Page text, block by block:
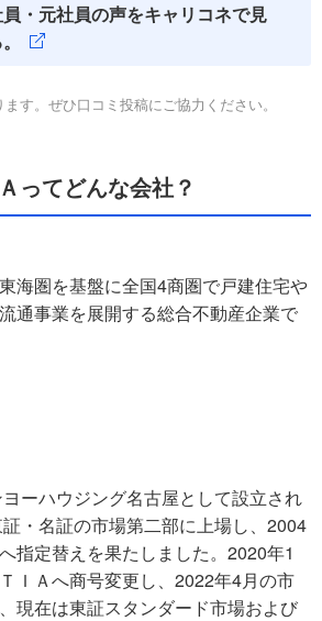
・元社員の声をキャリコネで見
す。ぜひ口コミ投稿にご協力ください。
ってどんな会社？
海圏を基盤に全国4商圏で戸建住宅や
通事業を展開する総合不動産企業で
ーハウジング名古屋として設立され
・名証の市場第二部に上場し、2004
指定替えを果たしました。2020年1
ＩＡへ商号変更し、2022年4月の市
現在は東証スタンダード市場および